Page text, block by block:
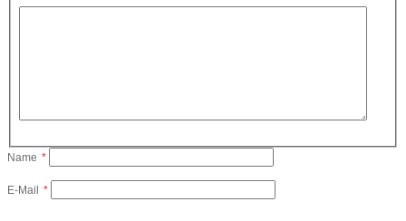
Name *
E-Mail *